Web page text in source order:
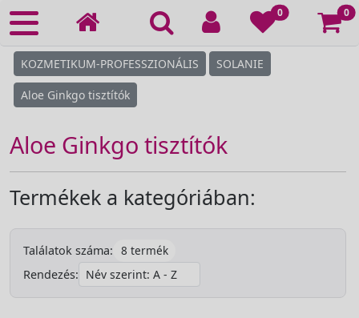
0 0
KOZMETIKUM-PROFESSZIONÁLIS SOLANIE
Aloe Ginkgo tisztítók
Aloe Ginkgo tisztítók
Termékek a kategóriában:
Találatok száma: 8 termék
Rendezés: